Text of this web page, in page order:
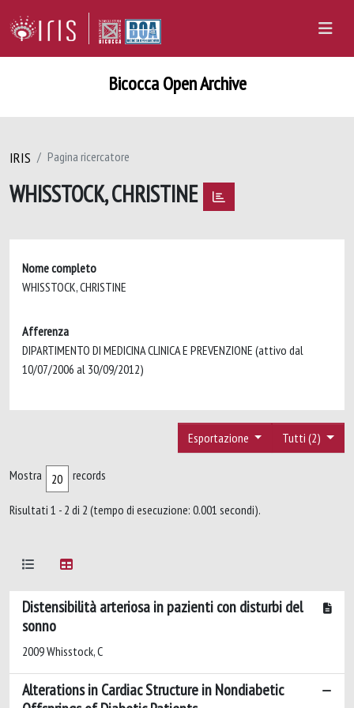
Bicocca Open Archive
IRIS Pagina ricercatore
WHISSTOCK, CHRISTINE
Nome completo
WHISSTOCK, CHRISTINE
Afferenza
DIPARTIMENTO DI MEDICINA CLINICA E PREVENZIONE (attivo dal
10/07/2006 al 30/09/2012)
Tutti (2)
Esportazione
Mostra records
Risultati 1 - 2 di 2 (tempo di esecuzione: 0.001 secondi).
Distensibilità arteriosa in pazienti con disturbi del
sonno
2009 Whisstock, C
Alterations in Cardiac Structure in Nondiabetic